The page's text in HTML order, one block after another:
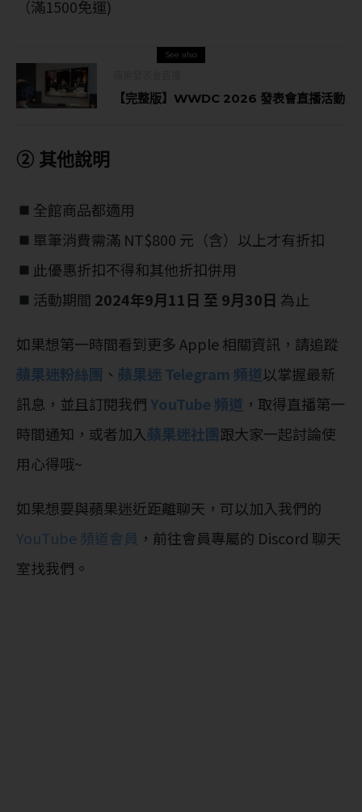
（滿1500免運)
See also
【完整版】WWDC 2026 發表會直播活動
② 其他說明
全館商品都適用
單筆消費需滿 NT$800 元（含）以上才有折扣
此優惠折扣不得和其他折扣併用
活動期間 2024年9月11日 至 9月30日 為止
如果想第一時間看到更多 Apple 相關資訊，請追蹤
蘋果迷粉絲團 、 蘋果迷 Telegram 頻道以掌握最新
訊息，並且訂閱我們YouTube 頻道 ，取得直播第一
時間通知，或者加入蘋果迷社團跟大家一起討論使
用心得哦~
如果想要與蘋果迷近距離聊天，可以加入我們的
YouTube 頻道會員 ，前往會員專屬的 Discord 聊天
室找我們。